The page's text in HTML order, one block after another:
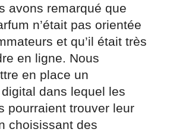
avons remarqué que
n’était pas orientée
et qu’il était très
en ligne. Nous
en place un
dans lequel les
pourraient trouver leur
choisissant des